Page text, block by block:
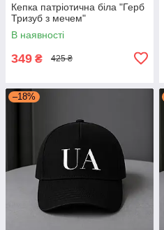
Кепка патріотична біла "Герб
Тризуб з мечем"
В наявності
349 ₴ 425 ₴
–18%